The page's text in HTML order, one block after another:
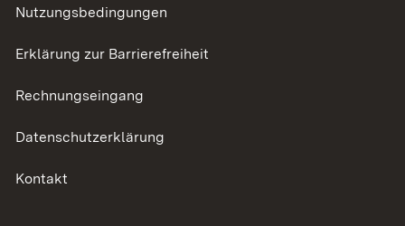
Nutzungsbedingungen
Erklärung zur Barrierefreiheit
Rechnungseingang
Datenschutzerklärung
Kontakt